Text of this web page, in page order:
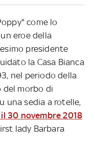
come lo
eroe della
presidente
la Casa Bianca
nel periodo della
del morbo di
una sedia a rotelle,
30 novembre 2018
lady Barbara